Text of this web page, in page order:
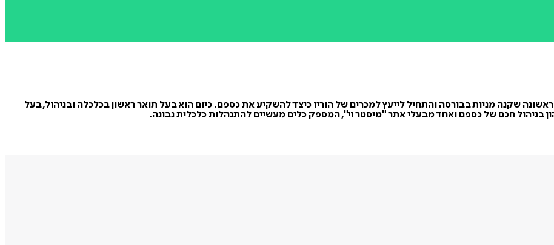
את דרכו בתחום הפיננסים כבר בגיל 15, בפעם הראשונה שקנה מניות בבורסה והתחיל לייעץ למכרים של הוריו כיצד להשקיע את כספם. כיום הוא בעל תואר ראשון בכלכלה ובניהול, בעל
הון בניהול חכם של כספם ואחד מבעלי אתר "מיסטר וי", המספק כלים מעשיים להתנהלות כלכלית נבונה.